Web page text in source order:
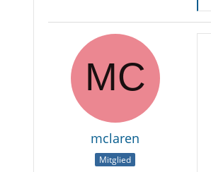
mclaren
Mitglied